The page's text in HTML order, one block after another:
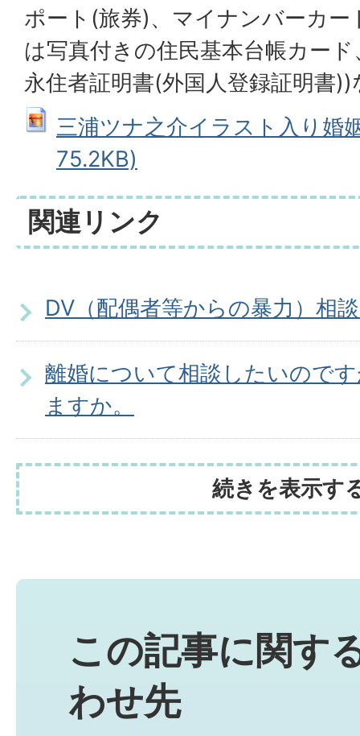
ポート(旅券)、マイナンバーカー
は写真付きの住民基本台帳カー
永住者証明書(外国人登録証明書
三浦ツナ之介イラスト入り婚
75.2KB)
関連リンク
DV（配偶者等からの暴力）相
離婚について相談したいので
ますか。
続きを表示す
この記事に関す
わせ先